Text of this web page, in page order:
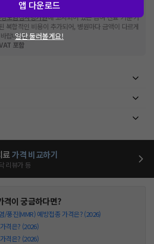
에 직접 문의해주세요.
보험심사평가원에 고지되어 있는 급여 진료 기준 가
복합적인 비용이 추가되어, 병원마다 금액이 다르게
랍니다.)
포함
료가격 비교하기
리뷰가 등
격이 궁금하다면?
/풍진(MMR) 예방접종 가격은? (2026)
격은? (2026)
격은? (2026)
앱 다운로드
일단 둘러볼게요!